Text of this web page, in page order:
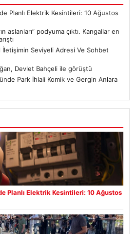
Planlı Elektrik Kesintileri: 10 Ağustos
aslanları” podyuma çıktı. Kangallar en
İletişimin Seviyeli Adresi Ve Sohbet
Devlet Bahçeli ile görüştü
Park İhlali Komik ve Gergin Anlara
Planlı Elektrik Kesintileri: 10 Ağustos